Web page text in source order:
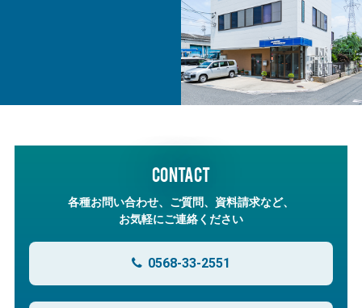
CONTACT
各種お問い合わせ、ご質問、資料請求など、
お気軽にご連絡ください
0568-33-2551